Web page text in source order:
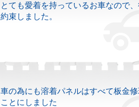
とても愛着を持っているお車なので
約束しました。
車の為にも溶着パネルはすべて板金
ことにしました